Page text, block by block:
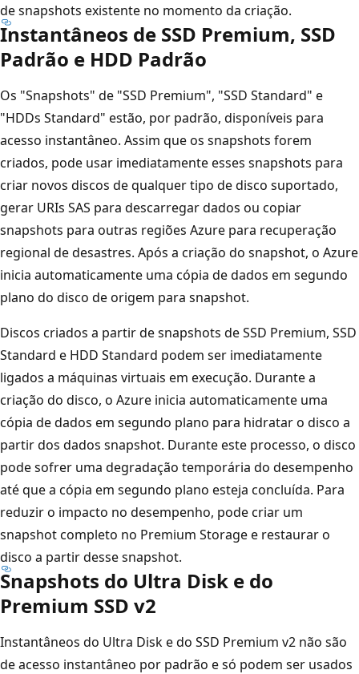
de snapshots existente no momento da criação.
Instantâneos de SSD Premium, SSD
Padrão e HDD Padrão
Os "Snapshots" de "SSD Premium", "SSD Standard" e
"HDDs Standard" estão, por padrão, disponíveis para
acesso instantâneo. Assim que os snapshots forem
criados, pode usar imediatamente esses snapshots para
criar novos discos de qualquer tipo de disco suportado,
gerar URIs SAS para descarregar dados ou copiar
snapshots para outras regiões Azure para recuperação
regional de desastres. Após a criação do snapshot, o Azure
inicia automaticamente uma cópia de dados em segundo
plano do disco de origem para snapshot.
Discos criados a partir de snapshots de SSD Premium, SSD
Standard e HDD Standard podem ser imediatamente
ligados a máquinas virtuais em execução. Durante a
criação do disco, o Azure inicia automaticamente uma
cópia de dados em segundo plano para hidratar o disco a
partir dos dados snapshot. Durante este processo, o disco
pode sofrer uma degradação temporária do desempenho
até que a cópia em segundo plano esteja concluída. Para
reduzir o impacto no desempenho, pode criar um
snapshot completo no Premium Storage e restaurar o
disco a partir desse snapshot.
Snapshots do Ultra Disk e do
Premium SSD v2
Instantâneos do Ultra Disk e do SSD Premium v2 não são
de acesso instantâneo por padrão e só podem ser usados